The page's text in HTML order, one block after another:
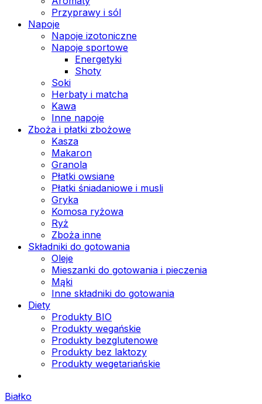
Przyprawy i sól
Napoje
Napoje izotoniczne
Napoje sportowe
Energetyki
Shoty
Soki
Herbaty i matcha
Kawa
Inne napoje
Zboża i płatki zbożowe
Kasza
Makaron
Granola
Płatki owsiane
Płatki śniadaniowe i musli
Gryka
Komosa ryżowa
Ryż
Zboża inne
Składniki do gotowania
Oleje
Mieszanki do gotowania i pieczenia
Mąki
Inne składniki do gotowania
Diety
Produkty BIO
Produkty wegańskie
Produkty bezglutenowe
Produkty bez laktozy
Produkty wegetariańskie
Białko